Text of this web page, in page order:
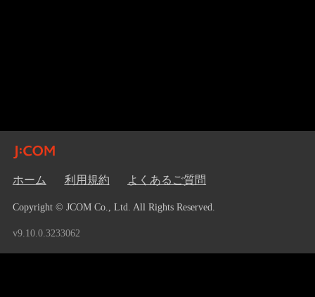
ホーム 利用規約 よくあるご質問
Copyright © JCOM Co., Ltd. All Rights Reserved.
v9.10.0.3233062